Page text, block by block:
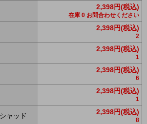
2,398円(税込)
在庫 0 お問合わせください
2,398円(税込)
2
2,398円(税込)
1
2,398円(税込)
6
2,398円(税込)
1
ャッド 2,398円(税込)
8